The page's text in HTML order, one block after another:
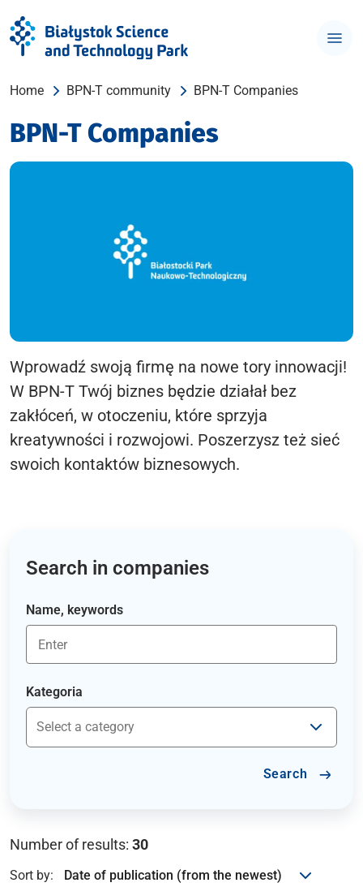
Home BPN-T community BPN-T Companies
BPN-T Companies
Wprowadź swoją firmę na nowe tory innowacji!
W BPN-T Twój biznes będzie działał bez
zakłóceń, w otoczeniu, które sprzyja
kreatywności i rozwojowi. Poszerzysz też sieć
swoich kontaktów biznesowych.
Search in companies
Name, keywords
Kategoria
Search
Number of results: 30
Sort by: